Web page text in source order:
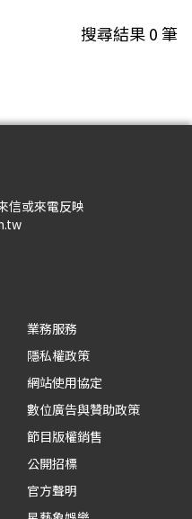
搜尋結果0筆
信或來電反映
業務服務
隱私權政策
網站使用協定
數位廣告與贊助政策
節目版權銷售
公開招標
官方聲明